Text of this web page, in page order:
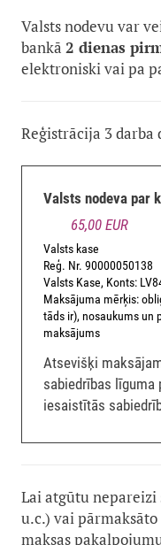
Valsts nodevu var
bankā 2 dienas
elektroniski vai pa
Reģistrācija 3 darba
Valsts nodeva par
65,00 EUR
Valsts kase
Reģ. Nr. 90000050138
Valsts Kase, Konts:
Maksājuma mērķis:
tāds ir), nosaukums un
maksājums
Atsevišķi
sabiedrības līguma
iesaistītās
Lai atgūtu nepareizi
u.c.) vai
maksas